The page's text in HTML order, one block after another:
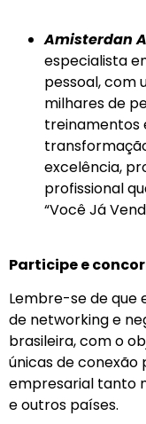
Amisterdan
especialista
pessoal, com
milhares de
treinamentos
excelência,
profissional
“Você Já
Participe e
Lembre-se de que
de networking e
brasileira, com o
únicas de
empresarial tanto
e outros países.